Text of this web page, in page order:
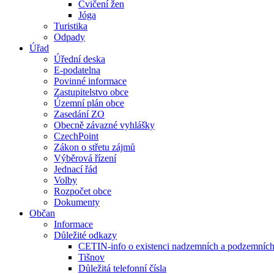
Cvičení žen
Jóga
Turistika
Odpady
Úřad
Úřední deska
E-podatelna
Povinné informace
Zastupitelstvo obce
Územní plán obce
Zasedání ZO
Obecně závazné vyhlášky
CzechPoint
Zákon o střetu zájmů
Výběrová řízení
Jednací řád
Volby
Rozpočet obce
Dokumenty
Občan
Informace
Důležité odkazy
CETIN-info o existenci nadzemních a
Tišnov
Důležitá telefonní čísla